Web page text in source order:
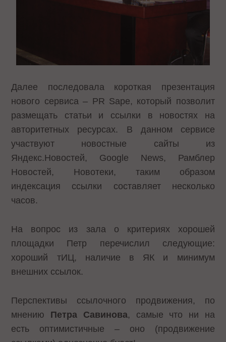
Далее последовала короткая презентация
нового сервиса – PR Sape, который позволит
размещать статьи и ссылки в новостях на
авторитетных ресурсах. В данном сервисе
участвуют новостные сайты из
Яндекс.Новостей, Google News, Рамблер
Новостей, Новотеки, таким образом
индексация ссылки составляет несколько
часов.
На вопрос из зала о критериях хорошей
площадки Петр перечислил следующие:
хороший тИЦ, наличие в ЯК и минимум
внешних ссылок.
Перспективы ссылочного продвижения, по
мнению Петра Савинова, самые что ни на
есть оптимистичные – оно (продвижение